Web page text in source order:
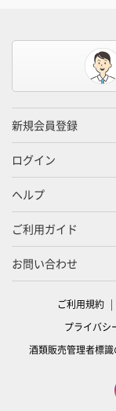
新規会員登録
ログイン
ヘルプ
ご利用ガイド
お問い合わせ
ご利用規約
プライバシ
酒類販売管理者標識